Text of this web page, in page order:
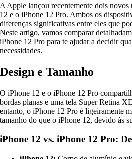
A Apple lançou recentemente dois
12 e o iPhone 12 Pro. Ambos os
diferenças significativas entre eles que
Neste artigo, vamos comparar
iPhone 12 Pro para te ajudar a decidir
necessidades.
Design e Tamanho
O iPhone 12 e o iPhone 12 Pro
bordas planas e uma tela Super Retina
entanto, o iPhone 12 Pro é ligeiramente
tamanho do que o iPhone 12, devido às
iPhone 12 vs. iPhone 12 Pro: